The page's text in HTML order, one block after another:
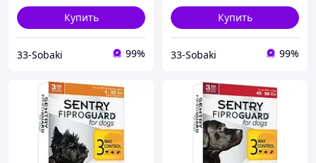
Купить
33-Sobaki 99%
Купить
33-Sobaki 99%